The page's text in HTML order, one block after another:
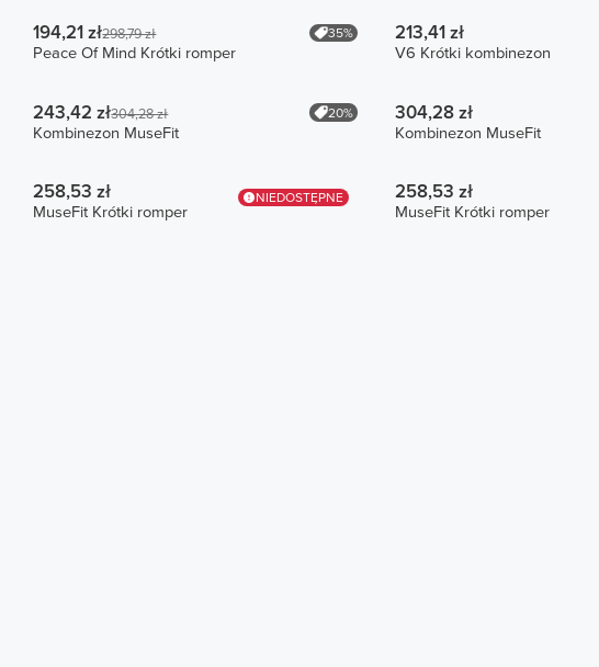
194,21 zł298,79 zł 35%
Peace Of Mind Krótki romper
213,41 zł
V6 Krótki kombinezon
243,42 zł304,28 zł 20%
Kombinezon MuseFit
304,28 zł
Kombinezon MuseFit
NIEDOSTĘPNE
258,53 zł
MuseFit Krótki romper
258,53 zł
MuseFit Krótki romper